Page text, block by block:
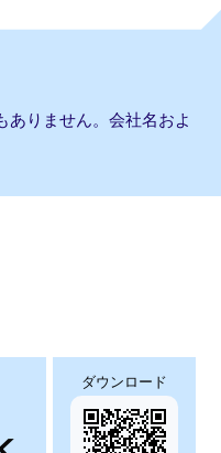
りません。会社名およ
ダウンロード